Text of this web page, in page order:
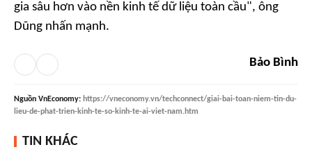
gia sâu hơn vào nền kinh tế dữ liệu toàn cầu", ông
Dũng nhấn mạnh.
Bảo Bình
Nguồn VnEconomy: https://vneconomy.vn/techconnect/giai-bai-toan-niem-tin-du-
lieu-de-phat-trien-kinh-te-so-kinh-te-ai-viet-nam.htm
TIN KHÁC